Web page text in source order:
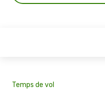
Temps de vol